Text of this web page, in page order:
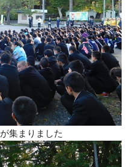
集まりました